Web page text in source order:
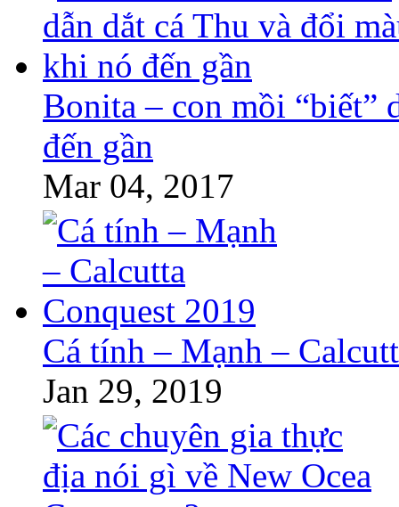
Bonita – con mồi “biết”
đến gần
Mar 04, 2017
Cá tính – Mạnh –
Jan 29, 2019